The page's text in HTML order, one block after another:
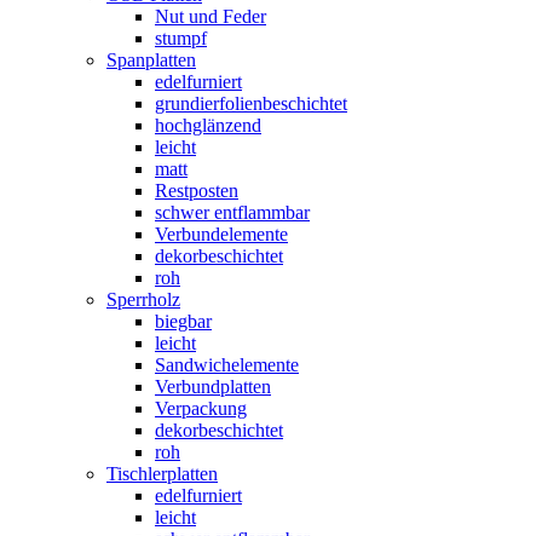
Nut und Feder
stumpf
Spanplatten
edelfurniert
grundierfolienbeschichtet
hochglänzend
leicht
matt
Restposten
schwer entflammbar
Verbundelemente
dekorbeschichtet
roh
Sperrholz
biegbar
leicht
Sandwichelemente
Verbundplatten
Verpackung
dekorbeschichtet
roh
Tischlerplatten
edelfurniert
leicht